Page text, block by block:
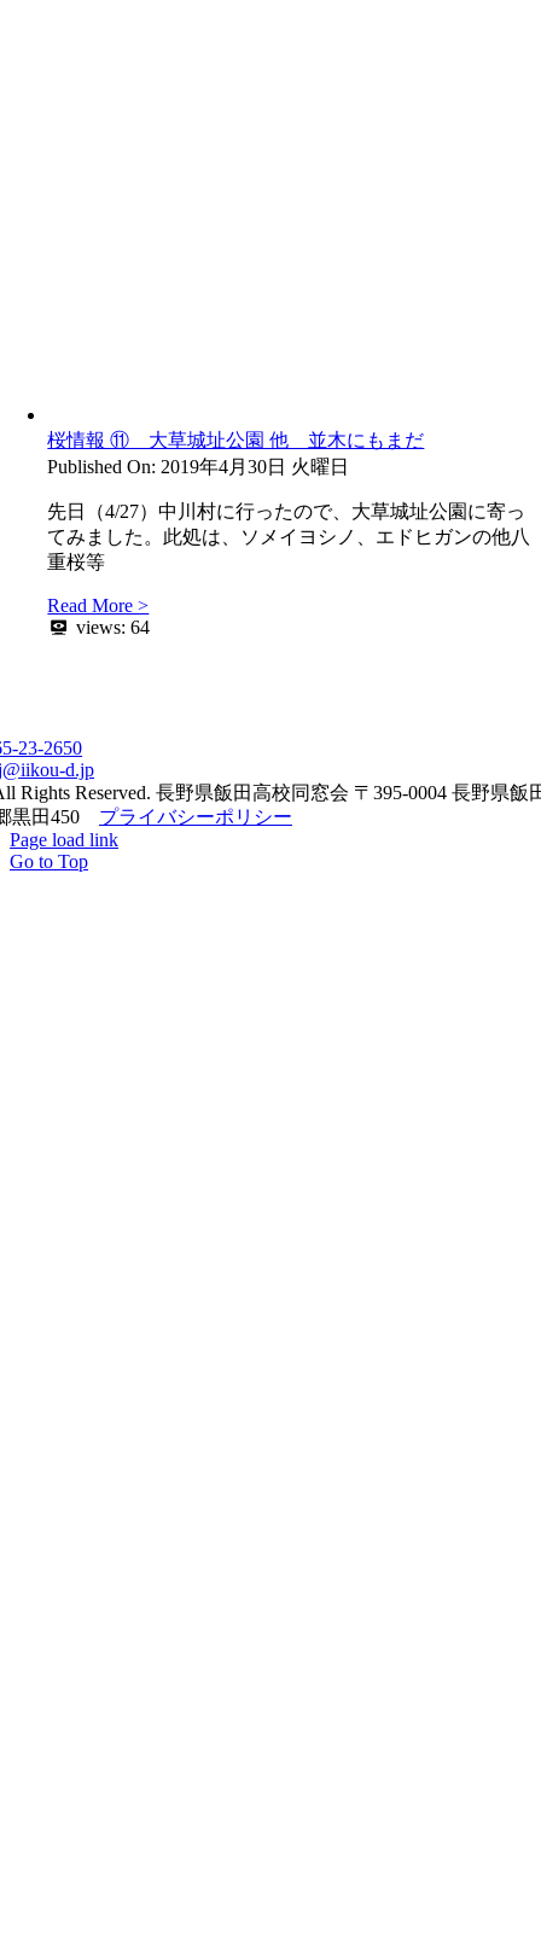
桜情報 ⑪ 大草城址公園 他 並木にもまだ
Published On: 2019年4月30日 火曜日
先日（4/27）中川村に行ったので、大草城址公園に寄っ
てみました。此処は、ソメイヨシノ、エドヒガンの他八
重桜等
Read More >
views: 64
23-2650
d.jp
Rights Reserved. 長野県飯田高校同窓会 〒395-0004 長野県飯
黒田450 プライバシーポリシー
Page load link
Go to Top